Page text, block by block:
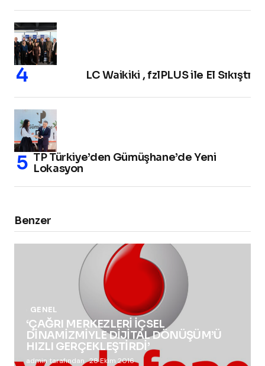
LC Waikiki , fzlPLUS ile El Sıkıştı
TP Türkiye’den Gümüşhane’de Yeni
Lokasyon
Benzer
GENEL
‘ÇAĞRI MERKEZLERİ İÇSEL
DİNAMİZMİYLE DİJİTAL DÖNÜŞÜM’Ü
HIZLI GERÇEKLEŞTİRDİ’
admin tarafından 28 Ekim 2016